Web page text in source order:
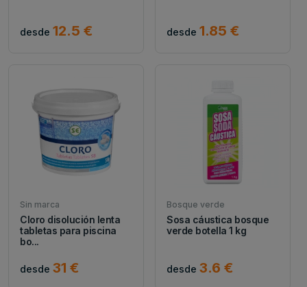
desde 12.5 € desde 1.85 €
Sin marca
Cloro disolución lenta
tabletas para piscina
bo...
desde 31 €
Bosque verde
Sosa cáustica bosque
verde botella 1 kg
desde 3.6 €